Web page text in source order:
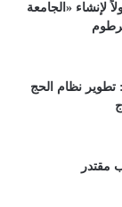
لإنشاء «الجامعة
تطوير نظام الحج
مقتدر